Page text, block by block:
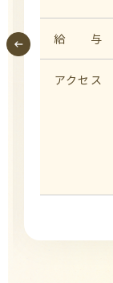
給 与
アクセス